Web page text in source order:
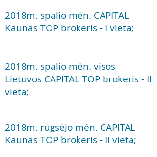
2018m. spalio mėn. CAPITAL
Kaunas TOP brokeris - I vieta;
2018m. spalio mėn. visos
Lietuvos CAPITAL TOP brokeris - II
vieta;
2018m. rugsėjo mėn. CAPITAL
Kaunas TOP brokeris - II vieta;